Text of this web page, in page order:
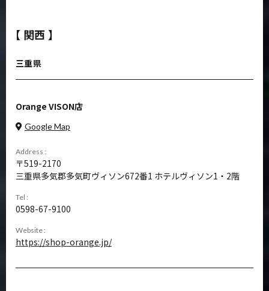
【 関西 】
三重県
Orange VISON店
Google Map
Address :
519-2170
三重県多気郡多気町ヴィソン672番1 ホテルヴィソン1・2階
Tel :
0598-67-9100
Website :
https://shop-orange.jp/